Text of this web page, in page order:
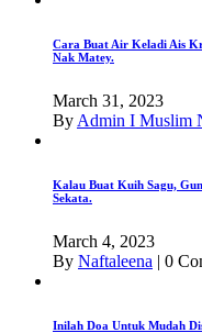
Cara Buat Air Keladi Ais
Nak Matey.
March 31, 2023
By Admin I Muslim
Kalau Buat Kuih Sagu,
Sekata.
March 4, 2023
By Naftaleena | 0
Inilah Doa Untuk Mudah